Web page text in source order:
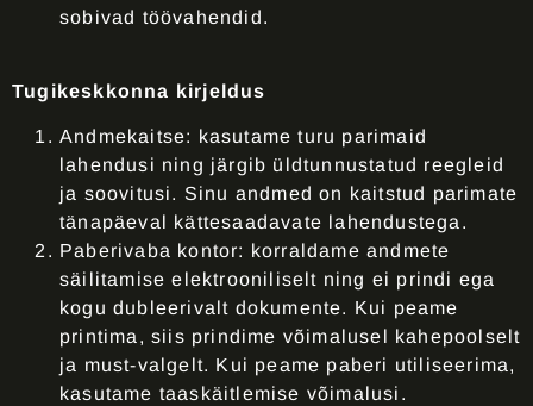
sobivad töövahendid.
Tugikeskkonna kirjeldus
Andmekaitse: kasutame turu parimaid
lahendusi ning järgib üldtunnustatud reegleid
ja soovitusi. Sinu andmed on kaitstud parimate
tänapäeval kättesaadavate lahendustega.
Paberivaba kontor: korraldame andmete
säilitamise elektrooniliselt ning ei prindi ega
kogu dubleerivalt dokumente. Kui peame
printima, siis prindime võimalusel kahepoolselt
ja must-valgelt. Kui peame paberi utiliseerima,
kasutame taaskäitlemise võimalusi.